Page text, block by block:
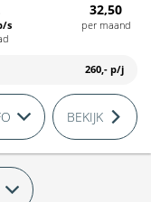
s
32,50
per maand
260,- p/j
BEKIJK